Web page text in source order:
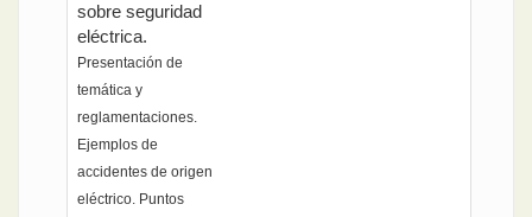
sobre seguridad
eléctrica.
Presentación de
temática y
reglamentaciones.
Ejemplos de
accidentes de origen
eléctrico. Puntos